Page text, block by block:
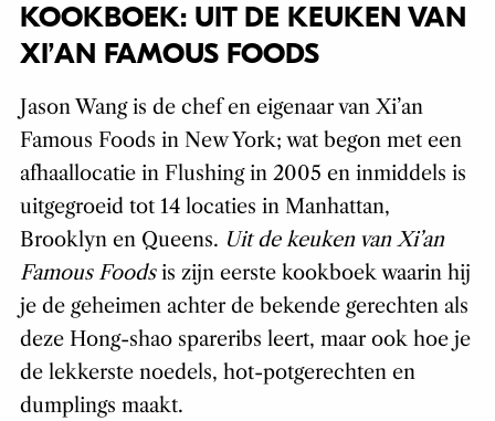
KOOKBOEK: UIT DE KEUKEN VAN
XI’AN FAMOUS FOODS
Jason Wang is de chef en eigenaar van Xi’an
Famous Foods in New York; wat begon met een
afhaallocatie in Flushing in 2005 en inmiddels is
uitgegroeid tot 14 locaties in Manhattan,
Brooklyn en Queens. Uit de keuken van Xi’an
Famous Foodsis zijn eerste kookboek waarin hij
je de geheimen achter de bekende gerechten als
deze Hong-shao spareribs leert, maar ook hoe je
de lekkerste noedels, hot-potgerechten en
dumplings maakt.